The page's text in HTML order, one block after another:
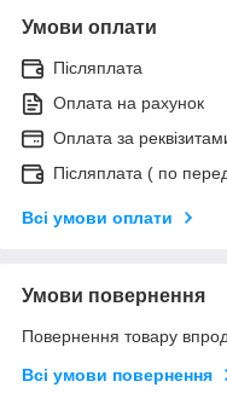
Умови оплати
Післяплата
Оплата на рахунок
Оплата за
Післяплата ( по
Всі умови оплати
Умови повернення
Повернення товару
Всі умови повернення